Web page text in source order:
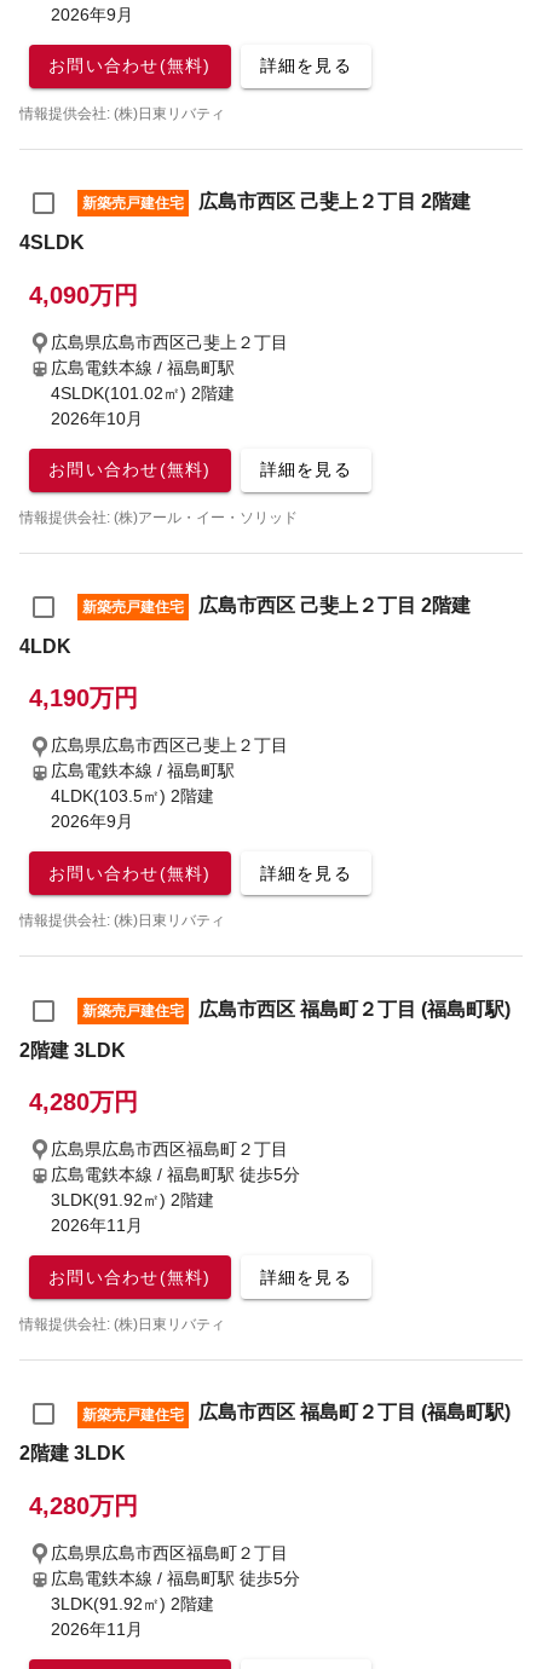
2026年9月
お問い合わせ(無料) 詳細を見る
情報提供会社: (株)日東リバティ
新築売戸建住宅
広島市西区 己斐上２丁目 2階建
4SLDK
4,090万円
広島県広島市西区己斐上２丁目
広島電鉄本線 / 福島町駅
4SLDK(101.02㎡) 2階建
2026年10月
お問い合わせ(無料) 詳細を見る
情報提供会社: (株)アール・イー・ソリッド
新築売戸建住宅
広島市西区 己斐上２丁目 2階建
4LDK
4,190万円
広島県広島市西区己斐上２丁目
広島電鉄本線 / 福島町駅
4LDK(103.5㎡) 2階建
2026年9月
お問い合わせ(無料) 詳細を見る
情報提供会社: (株)日東リバティ
新築売戸建住宅
広島市西区 福島町２丁目 (福島町駅)
2階建 3LDK
4,280万円
広島県広島市西区福島町２丁目
広島電鉄本線 / 福島町駅 徒歩5分
3LDK(91.92㎡) 2階建
2026年11月
お問い合わせ(無料) 詳細を見る
情報提供会社: (株)日東リバティ
新築売戸建住宅
広島市西区 福島町２丁目 (福島町駅)
2階建 3LDK
4,280万円
広島県広島市西区福島町２丁目
広島電鉄本線 / 福島町駅 徒歩5分
3LDK(91.92㎡) 2階建
2026年11月